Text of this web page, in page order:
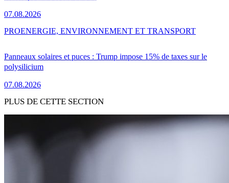
07.08.2026
Panneaux solaires et puces : Trump impose 15% de taxes sur le
polysilicium
07.08.2026
PROENERGIE, ENVIRONNEMENT ET TRANSPORT
PLUS DE CETTE SECTION